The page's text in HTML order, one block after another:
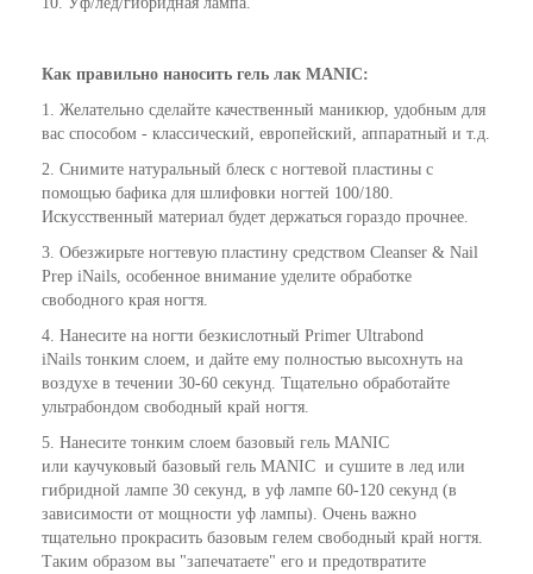
Как правильно наносить гель лак MANIC:
1. Желательно сделайте качественный маникюр, удобным для
вас способом - классический, европейский, аппаратный и т.д.
2. Снимите натуральный блеск с ногтевой пластины с
помощью бафика для шлифовки ногтей 100/180.
Искусственный материал будет держаться гораздо прочнее.
3. Обезжирьте ногтевую пластину средством Cleanser & Nail
Prep iNails, особенное внимание уделите обработке
свободного края ногтя.
4. Нанесите на ногти безкислотный Primer Ultrabond
iNails тонким слоем, и дайте ему полностью высохнуть на
воздухе в течении 30-60 секунд. Тщательно обработайте
ультрабондом свободный край ногтя.
5. Нанесите тонким слоем базовый гель MANIC
или каучуковый базовый гель MANIC и сушите в лед или
гибридной лампе 30 секунд, в уф лампе 60-120 секунд (в
зависимости от мощности уф лампы). Очень важно
тщательно прокрасить базовым гелем свободный край ногтя.
Таким образом вы "запечатаете" его и предотвратите